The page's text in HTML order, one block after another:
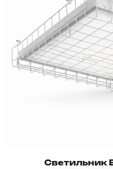
Светильник